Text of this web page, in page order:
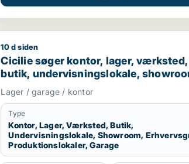
Cicilie søger kontor, lager, værksted,
10 d siden
Cicilie søger kontor, lager, værksted,
butik, undervisningslokale,
erhvervsgrund, produktionslokaler
garage til leje i Region Sjælland eller
Nordsjælland
Lager / garage / kontor
Type
Kontor, Lager, Værksted, Butik,
Undervisningslokale, Showroom,
Produktionslokaler, Garage